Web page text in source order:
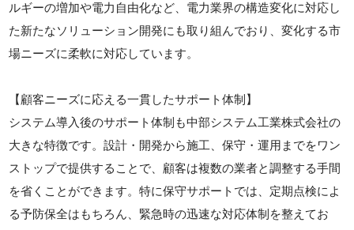
ルギーの増加や電力自由化など、電力業界の構造変化に対応し
た新たなソリューション開発にも取り組んでおり、変化する市
場ニーズに柔軟に対応しています。
【顧客ニーズに応える一貫したサポート体制】
システム導入後のサポート体制も中部システム工業株式会社の
大きな特徴です。設計・開発から施工、保守・運用までをワン
ストップで提供することで、顧客は複数の業者と調整する手間
を省くことができます。特に保守サポートでは、定期点検によ
る予防保全はもちろん、緊急時の迅速な対応体制を整えてお